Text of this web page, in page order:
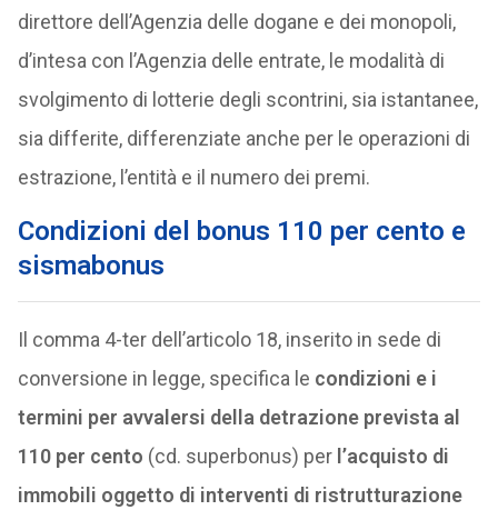
direttore dell’Agenzia delle dogane e dei monopoli,
d’intesa con l’Agenzia delle entrate, le modalità di
svolgimento di lotterie degli scontrini, sia istantanee,
sia differite, differenziate anche per le operazioni di
estrazione, l’entità e il numero dei premi.
Condizioni del bonus 110 per cento e
sismabonus
Il comma 4-ter dell’articolo 18, inserito in sede di
conversione in legge, specifica le condizioni e i
termini per avvalersi della detrazione prevista al
110 per cento (cd. superbonus) per l’acquisto di
immobili oggetto di interventi di ristrutturazione